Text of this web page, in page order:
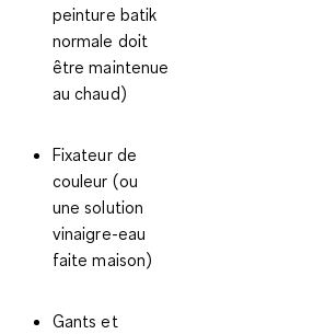
peinture batik
normale doit
être maintenue
au chaud)
Fixateur de
couleur (ou
une solution
vinaigre-eau
faite maison)
Gants et